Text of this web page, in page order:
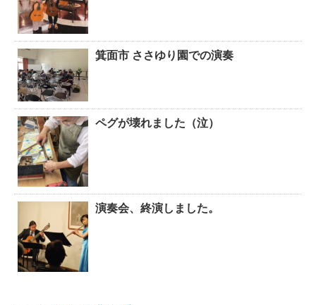
箕面市 ささゆり園での演奏
ペグが壊れました（泣）
演奏会、終演しました。